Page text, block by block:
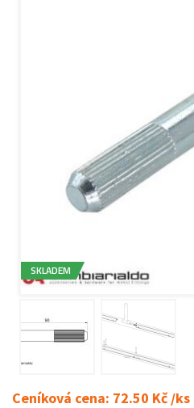
SKLADEM
Ceníková cena: 72.50 Kč /ks